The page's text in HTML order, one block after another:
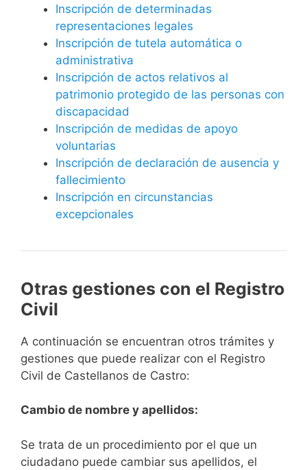
Inscripción de determinadas
representaciones legales
Inscripción de tutela automática o
administrativa
Inscripción de actos relativos al
patrimonio protegido de las personas con
discapacidad
Inscripción de medidas de apoyo
voluntarias
Inscripción de declaración de ausencia y
fallecimiento
Inscripción en circunstancias
excepcionales
Otras gestiones con el Registro
Civil
A continuación se encuentran otros trámites y
gestiones que puede realizar con el Registro
Civil de Castellanos de Castro:
Cambio de nombre y apellidos:
Se trata de un procedimiento por el que un
ciudadano puede cambiar sus apellidos, el